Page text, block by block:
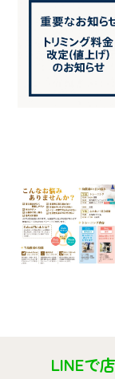
LINEで